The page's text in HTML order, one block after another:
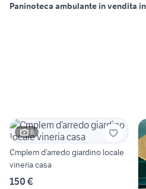
Paninoteca ambulante in vendita
6
Cmplem d’arredo giardino locale
vineria casa
150 €